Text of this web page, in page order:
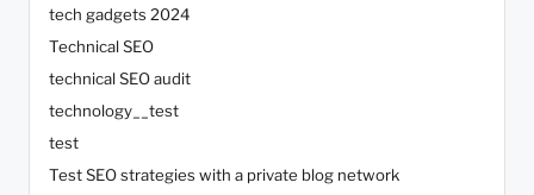
tech gadgets 2024
Technical SEO
technical SEO audit
technology__test
test
Test SEO strategies with a private blog network